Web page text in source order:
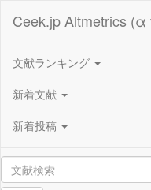
Ceek.jp Altmetrics (α
文献ランキング
新着文献
新着投稿